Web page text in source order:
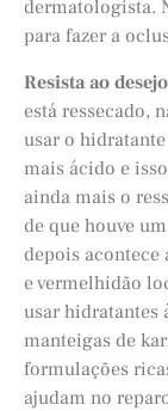
dermatologista.
para fazer a
Resista ao
está ressecado,
usar o
mais ácido e
ainda mais o
de que houve
depois acontece
e vermelhidão
usar hidratantes
manteigas de
formulações
ajudam no